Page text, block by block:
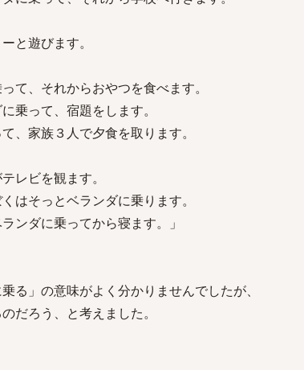
と遊びます。
て、それからおやつを食べます。
乗って、宿題をします。
、家族３人で夕食を取ります。
レビを観ます。
はそっとベランダに乗ります。
ンダに乗ってから寝ます。」
る」の意味がよく分かりませんでしたが、
だろう、と考えました。